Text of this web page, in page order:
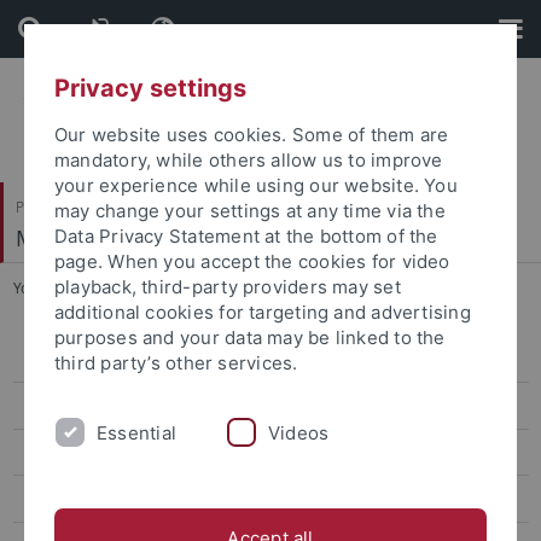
Skip
to
content
Skip
to
footer
Philosophische Fakultät
Musikwissenschaftliches Institut
You are here: Startseite ... Schwemmer, Marius, Dr.
Amelung, Philipp, UMD
Bißwanger, Michael, Dr.
Privacy settings
Our website uses cookies. Some of them are
mandatory, while others allow us to improve
your experience while using our website. You
may change your settings at any time via the
Data Privacy Statement at the bottom of the
page. When you accept the cookies for video
playback, third-party providers may set
additional cookies for targeting and advertising
purposes and your data may be linked to the
third party’s other services.
Essential Videos